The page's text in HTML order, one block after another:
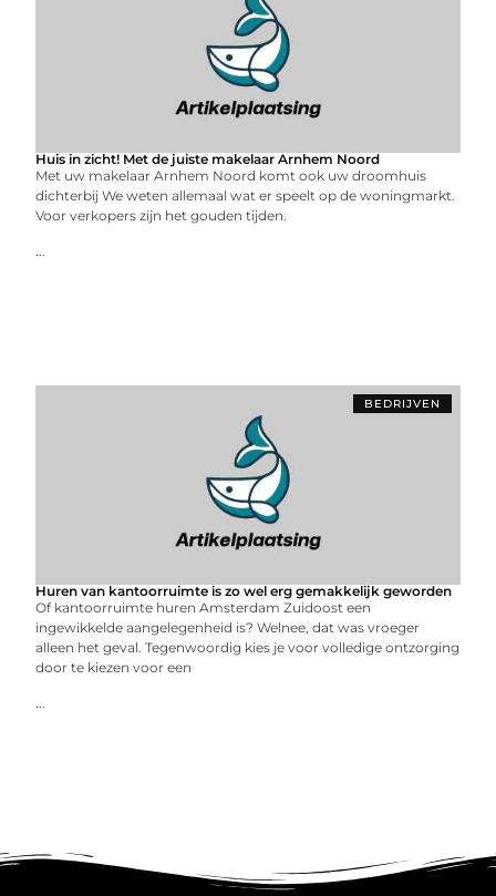
Huis in zicht! Met de juiste makelaar Arnhem Noord
Met uw makelaar Arnhem Noord komt ook uw droomhuis
dichterbij We weten allemaal wat er speelt op de woningmarkt.
Voor verkopers zijn het gouden tijden.
...
BEDRIJVEN
Huren van kantoorruimte is zo wel erg gemakkelijk geworden
Of kantoorruimte huren Amsterdam Zuidoost een
ingewikkelde aangelegenheid is? Welnee, dat was vroeger
alleen het geval. Tegenwoordig kies je voor volledige ontzorging
door te kiezen voor een
...